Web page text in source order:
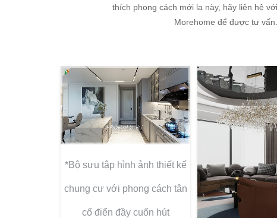
thích phong cách mới lạ này, hãy liên hệ với
Morehome để được tư vấn.
*Bộ sưu tập hình ảnh thiết kế
chung cư với phong cách tân
cổ điển đầy cuốn hút